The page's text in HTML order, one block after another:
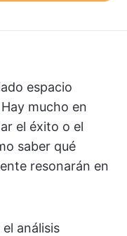
espacio
mucho en
el éxito o el
saber qué
resonarán en
análisis